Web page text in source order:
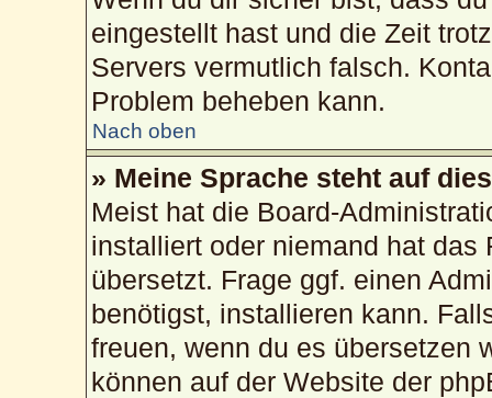
eingestellt hast und die Zeit
Servers vermutlich falsch.
Problem beheben kann.
Nach oben
» Meine Sprache steht auf
Meist hat die Board-
installiert oder niemand hat
übersetzt. Frage ggf. einen
benötigst, installieren kann.
freuen, wenn du es übersetzen
können auf der Website der